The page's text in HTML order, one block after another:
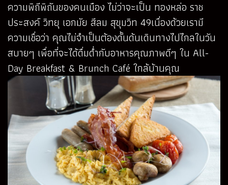
ความพิถีพิถันของคนเมือง ไม่ว่าจะเป็น ทองหล่อ ราช
ประสงค์ วิทยุ เอกมัย สีลม สุขุมวิท 49เนื่องด้วยเรามี
ความเชื่อว่า คุณไม่จำเป็นต้องดั้นด้นเดินทางไปไกลในวัน
สบายๆ เพื่อที่จะได้ดื่มด่ำกับอาหารคุณภาพดีๆ ใน All-
Day Breakfast & Brunch Café ใกล้บ้านคุณ